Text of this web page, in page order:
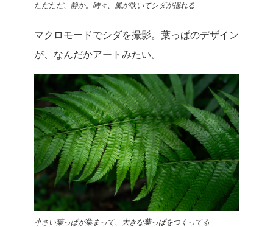
ただただ、静か。時々、風が吹いてシダが揺れる
マクロモードでシダを撮影。葉っぱのデザイン
が、なんだかアートみたい。
小さい葉っぱが集まって、大きな葉っぱをつくってる